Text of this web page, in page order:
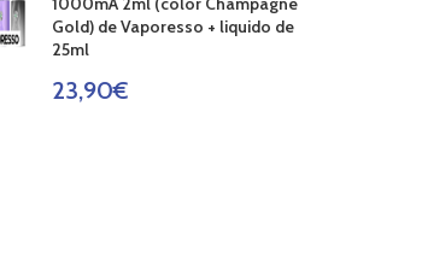
Gold) de Vaporesso + liquido de
25ml
23,90€